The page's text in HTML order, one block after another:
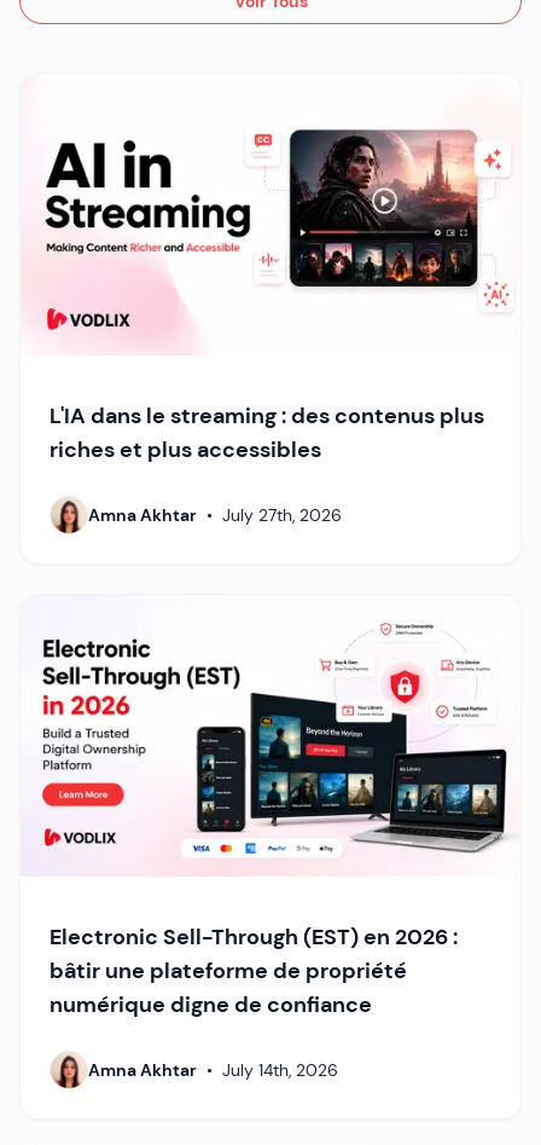
L'IA dans le streaming : des contenus plus
riches et plus accessibles
Amna Akhtar • July 27th, 2026
Electronic Sell-Through (EST) en 2026 :
bâtir une plateforme de propriété
numérique digne de confiance
Amna Akhtar • July 14th, 2026